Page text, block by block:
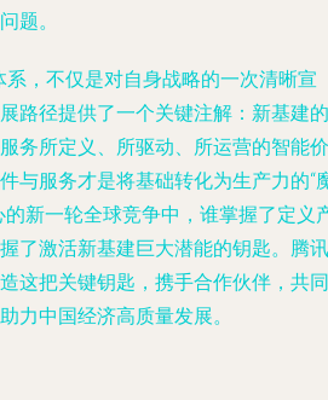
题。
，不仅是对自身战略的一次清晰宣
路径提供了一个关键注解：新基建的
务所定义、所驱动、所运营的智能价
与服务才是将基础转化为生产力的“
新一轮全球竞争中，谁掌握了定义
了激活新基建巨大潜能的钥匙。腾讯
这把关键钥匙，携手合作伙伴，共同
力中国经济高质量发展。